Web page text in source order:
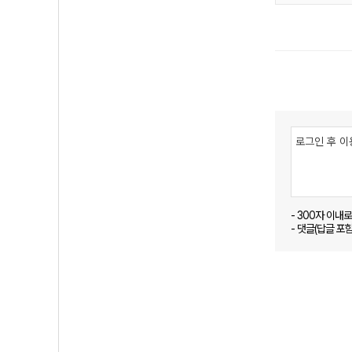
- 300자 이내
- 댓글(답글 포